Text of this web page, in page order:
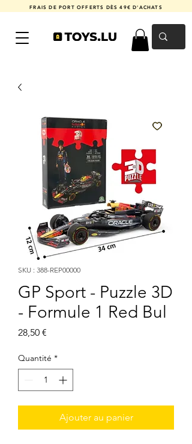
FRAIS DE PORT OFFERTS DÈS 49€ D'ACHATS
SKU : 388-REP00000
GP Sport - Puzzle 3D
- Formule 1 Red Bul
28,50 €
Quantité *
Ajouter au panier